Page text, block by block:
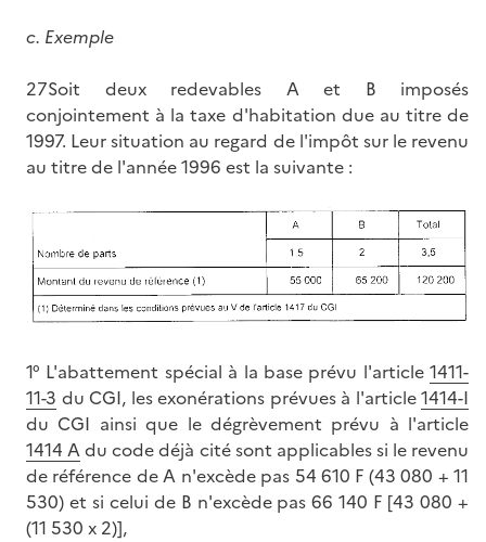
c. Exemple
27Soit deux redevables A et B imposés
conjointement à la taxe d'habitation due au titre de
1997. Leur situation au regard de l'impôt sur le revenu
au titre de l'année 1996 est la suivante :
1° L'abattement spécial à la base prévu l'article 1411-
11-3 du CGI, les exonérations prévues à l'article1414-I
du CGI ainsi que le dégrèvement prévu à l'article
1414 Adu code déjà cité sont applicables si le revenu
de référence de A n'excède pas 54 610 F (43 080 + 11
530) et si celui de B n'excède pas 66 140 F [43 080 +
(11 530 x 2)],